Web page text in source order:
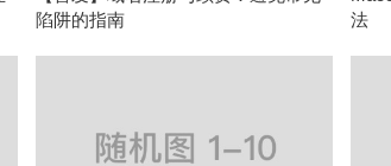
陷阱的指南
法